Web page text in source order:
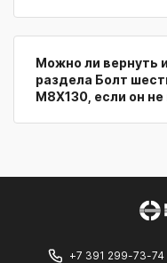
Можно ли вернуть
раздела Болт
M8X130, если он
+7 391 299-73-74